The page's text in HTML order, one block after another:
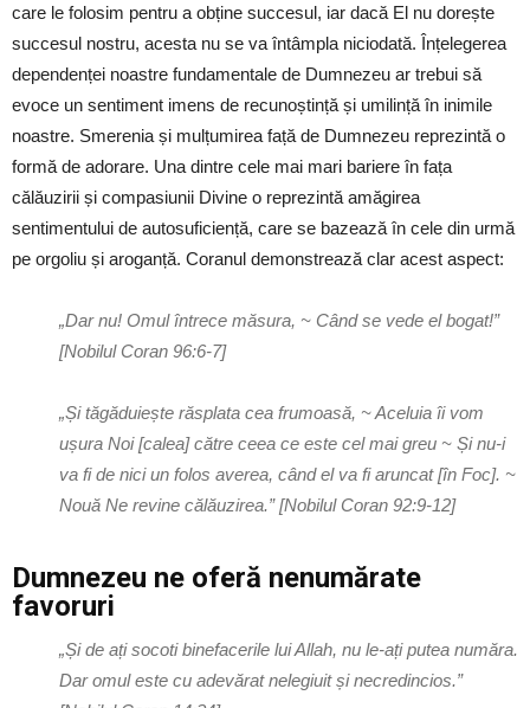
care le folosim pentru a obține succesul, iar dacă El nu dorește
succesul nostru, acesta nu se va întâmpla niciodată. Înțelegerea
dependenței noastre fundamentale de Dumnezeu ar trebui să
evoce un sentiment imens de recunoștință și umilință în inimile
noastre. Smerenia și mulțumirea față de Dumnezeu reprezintă o
formă de adorare. Una dintre cele mai mari bariere în fața
călăuzirii și compasiunii Divine o reprezintă amăgirea
sentimentului de autosuficiență, care se bazează în cele din urmă
pe orgoliu și aroganță. Coranul demonstrează clar acest aspect:
„Dar nu! Omul întrece măsura, ~ Când se vede el bogat!”
[Nobilul Coran 96:6-7]
„Și tăgăduiește răsplata cea frumoasă, ~ Aceluia îi vom
ușura Noi [calea] către ceea ce este cel mai greu ~ Și nu-i
va fi de nici un folos averea, când el va fi aruncat [în Foc]. ~
Nouă Ne revine călăuzirea.” [Nobilul Coran 92:9-12]
Dumnezeu ne oferă nenumărate
favoruri
„Și de ați socoti binefacerile lui Allah, nu le-ați putea număra.
Dar omul este cu adevărat nelegiuit și necredincios.”